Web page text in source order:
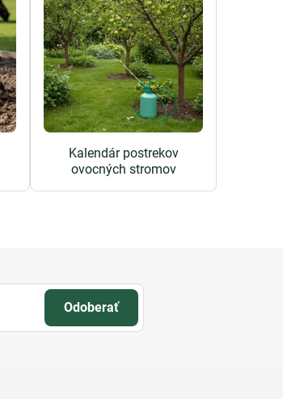
Kalendár postrekov
ovocných stromov
Odoberať